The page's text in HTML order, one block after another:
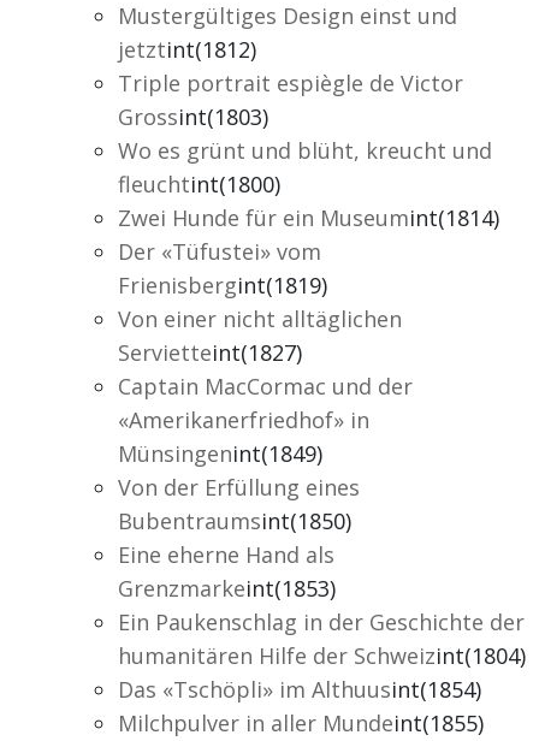
Mustergültiges Design einst und
jetztint(1812)
Triple portrait espiègle de Victor
Grossint(1803)
Wo es grünt und blüht, kreucht und
fleuchtint(1800)
Zwei Hunde für ein Museumint(1814)
Der «Tüfustei» vom
Frienisbergint(1819)
Von einer nicht alltäglichen
Servietteint(1827)
Captain MacCormac und der
«Amerikanerfriedhof» in
Münsingenint(1849)
Von der Erfüllung eines
Bubentraumsint(1850)
Eine eherne Hand als
Grenzmarkeint(1853)
Ein Paukenschlag in der Geschichte der
humanitären Hilfe der Schweizint(1804)
Das «Tschöpli» im Althuusint(1854)
Milchpulver in aller Mundeint(1855)